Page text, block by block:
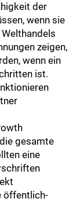
der
wenn sie
zeigen,
wenn ein
ist.
gesamte
eine
öffentlich-